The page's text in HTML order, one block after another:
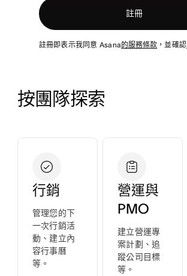
註冊
註冊即表示我同意 Asana的服務條款 ，並確認
按團隊探索
行銷
管理您的下
一次行銷活
動、建立內
容行事曆
等。
營運與
PMO
建立營運專
案計劃、追
蹤公司目標
等。